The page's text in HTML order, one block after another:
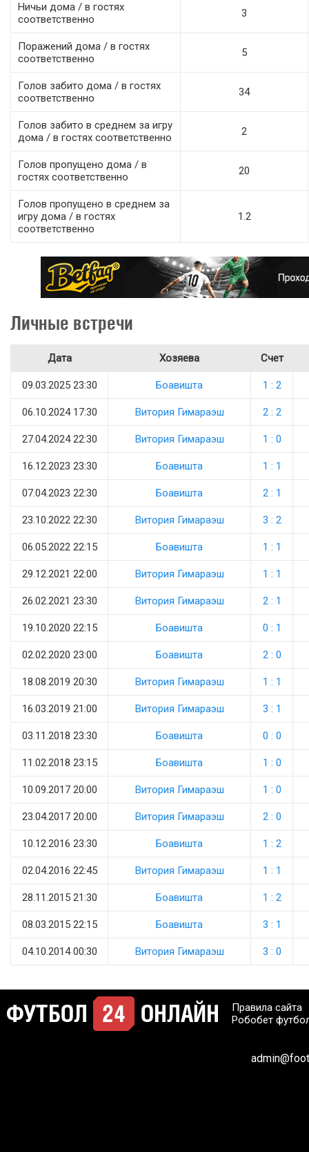
Ничьи дома / в гостях
соответственно
3
Поражений дома / в гостях
соответственно
5
Голов забито дома / в гостях
соответственно
34
Голов забито в среднем за игру
дома / в гостях соответственно
2
Голов пропущено дома / в
гостях соответственно
20
Голов пропущено в среднем за
игру дома / в гостях
соответственно
1.2
Личные встречи
Дата Хозяева Счет
09.03.2025 23:30 Боавишта 1 : 2
06.10.2024 17:30 Витория Гимараэш 2 : 2
27.04.2024 22:30 Витория Гимараэш 1 : 0
16.12.2023 23:30 Боавишта 1 : 1
07.04.2023 22:30 Боавишта 2 : 1
23.10.2022 22:30 Витория Гимараэш 3 : 2
06.05.2022 22:15 Боавишта 1 : 1
29.12.2021 22:00 Витория Гимараэш 1 : 1
26.02.2021 23:30 Витория Гимараэш 2 : 1
19.10.2020 22:15 Боавишта 0 : 1
02.02.2020 23:00 Боавишта 2 : 0
18.08.2019 20:30 Витория Гимараэш 1 : 1
16.03.2019 21:00 Витория Гимараэш 3 : 1
03.11.2018 23:30 Боавишта 0 : 0
11.02.2018 23:15 Боавишта 1 : 0
10.09.2017 20:00 Витория Гимараэш 1 : 0
23.04.2017 20:00 Витория Гимараэш 2 : 0
10.12.2016 23:30 Боавишта 1 : 2
02.04.2016 22:45 Витория Гимараэш 1 : 1
28.11.2015 21:30 Боавишта 1 : 2
08.03.2015 22:15 Боавишта 3 : 1
04.10.2014 00:30 Витория Гимараэш 3 : 0
Правила сайта
Робобет